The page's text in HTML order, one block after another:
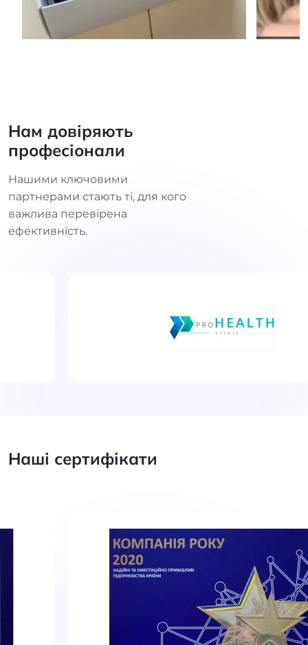
Нам довіряють
професіонали
Нашими ключовими
партнерами стають ті, для кого
важлива перевірена
ефективність.
Наші сертифікати